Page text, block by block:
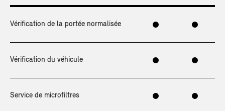
Vérification de la portée normalisée
Vérification du véhicule
Service de microfiltres